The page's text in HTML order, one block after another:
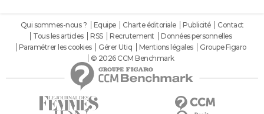
Qui sommes-nous ? Equipe Charte éditoriale Publicité
Contact
Tous les articles
RSS Recrutement
Données personnelles
Paramétrer les cookies
Gérer Utiq Mentions légales
Groupe Figaro
© 2026 CCM Benchmark